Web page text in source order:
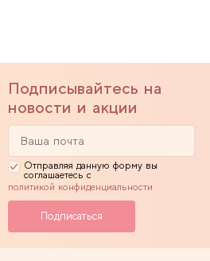
Подписывайтесь на
новости и акции
Отправляя данную форму вы
соглашаетесь с
политикой конфиденциальности